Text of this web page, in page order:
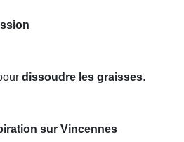
dissoudre les graisses.
sur Vincennes